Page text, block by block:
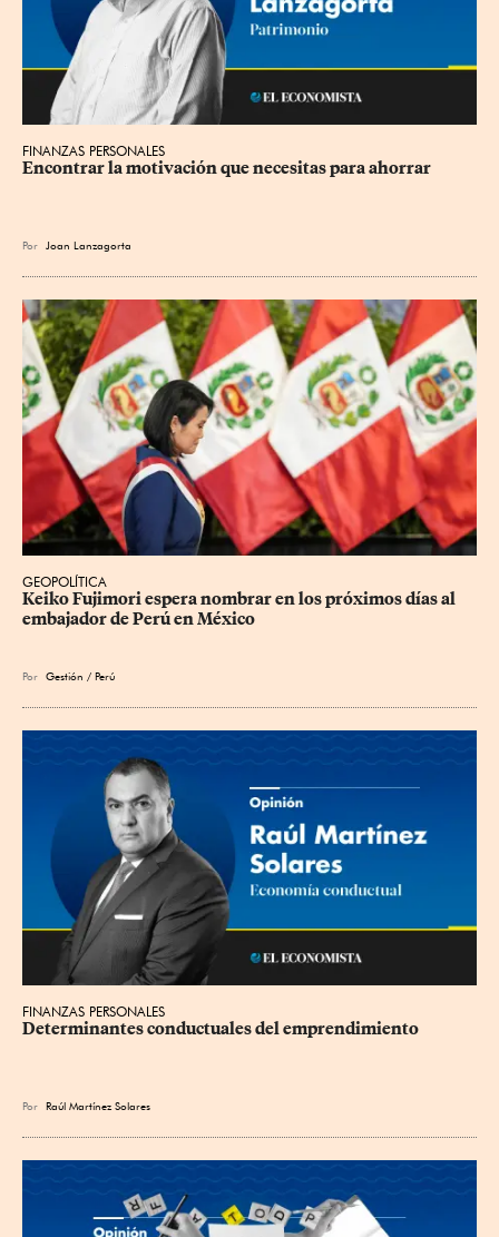
FINANZAS PERSONALES
Encontrar la motivación que necesitas para ahorrar
Por Joan Lanzagorta
GEOPOLÍTICA
Keiko Fujimori espera nombrar en los próximos días al
embajador de Perú en México
Por Gestión / Perú
FINANZAS PERSONALES
Determinantes conductuales del emprendimiento
Por Raúl Martínez Solares